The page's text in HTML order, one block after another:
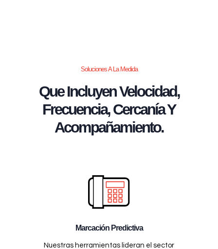
Soluciones A La Medida
Que Incluyen Velocidad,
Frecuencia, Cercanía Y
Acompañamiento.
Marcación Predictiva
Nuestras herramientas lideran el sector